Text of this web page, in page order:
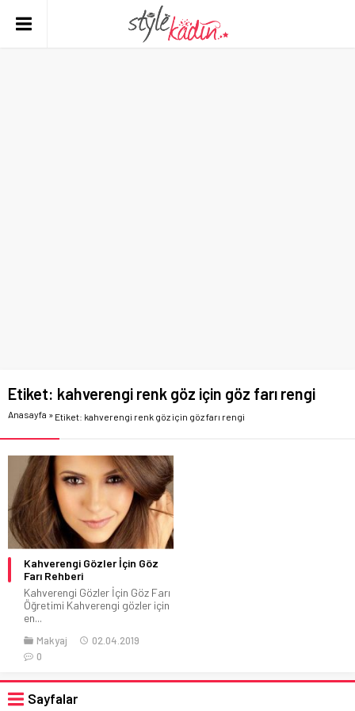
Etiket: kahverengi renk göz için göz farı rengi
Anasayfa » Etiket: kahverengi renk göz için göz farı rengi
Kahverengi Gözler İçin Göz
Farı Rehberi
Kahverengi Gözler İçin Göz Farı
Öğretimi Kahverengi gözler için
en...
Makyaj
02.04.2019
0
Sayfalar